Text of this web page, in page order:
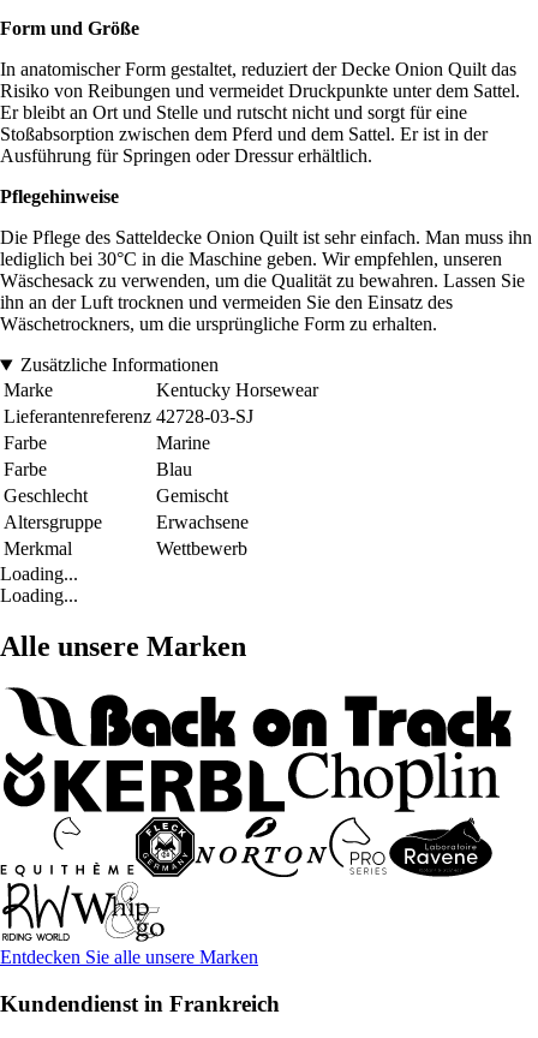
Form und Größe
In anatomischer Form gestaltet, reduziert der Decke Onion Quilt das
Risiko von Reibungen und vermeidet Druckpunkte unter dem Sattel.
Er bleibt an Ort und Stelle und rutscht nicht und sorgt für eine
Stoßabsorption zwischen dem Pferd und dem Sattel. Er ist in der
Ausführung für Springen oder Dressur erhältlich.
Pflegehinweise
Die Pflege des Satteldecke Onion Quilt ist sehr einfach. Man muss ihn
lediglich bei 30°C in die Maschine geben. Wir empfehlen, unseren
Wäschesack zu verwenden, um die Qualität zu bewahren. Lassen Sie
ihn an der Luft trocknen und vermeiden Sie den Einsatz des
Wäschetrockners, um die ursprüngliche Form zu erhalten.
Zusätzliche Informationen
Marke
Kentucky Horsewear
Lieferantenreferenz 42728-03-SJ
Farbe
Marine
Farbe
Blau
Geschlecht
Gemischt
Altersgruppe
Erwachsene
Merkmal
Wettbewerb
Loading...
Loading...
Alle unsere Marken
Entdecken Sie alle unsere Marken
Kundendienst in Frankreich